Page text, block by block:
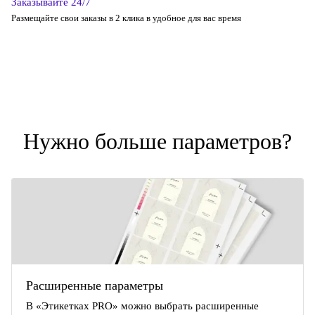
Размещайте свои заказы в 2 клика в удобное для вас время
Нужно больше параметров?
Расширенные параметры
В «Этикетках PRO» можно выбрать расширенные